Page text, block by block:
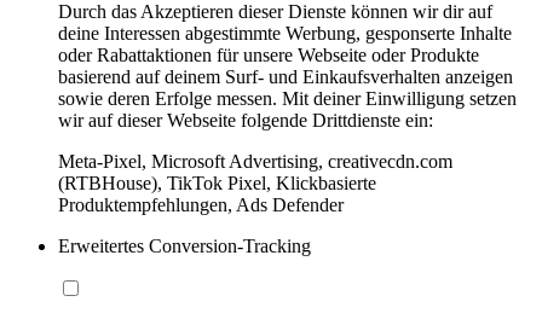
Durch das Akzeptieren dieser Dienste können wir dir auf
deine Interessen abgestimmte Werbung, gesponserte Inhalte
oder Rabattaktionen für unsere Webseite oder Produkte
basierend auf deinem Surf- und Einkaufsverhalten anzeigen
sowie deren Erfolge messen. Mit deiner Einwilligung setzen
wir auf dieser Webseite folgende Drittdienste ein:
Meta-Pixel, Microsoft Advertising, creativecdn.com
(RTBHouse), TikTok Pixel, Klickbasierte
Produktempfehlungen, Ads Defender
Erweitertes Conversion-Tracking